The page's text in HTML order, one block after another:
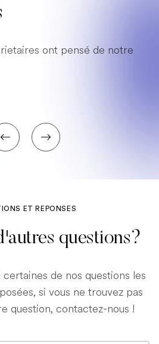
ont pensé de notre
ET REPONSES
questions?
de nos questions les
si vous ne trouvez pas
question, contactez-nous !